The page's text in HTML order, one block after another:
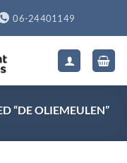
06-24401149
“DE OLIEMEULEN”